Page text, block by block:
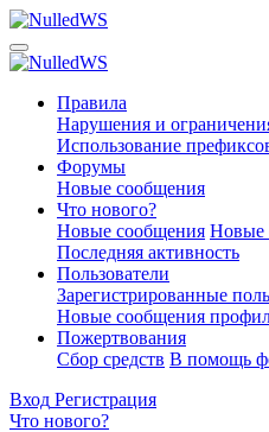
Правила
Нарушения и
Использование
Форумы
Новые сообщения
Что нового?
Новые сообщения Новые
Последняя активность
Пользователи
Зарегистрированные
Новые сообщения
Пожертвования
Сбор средств В помощь
Вход Регистрация
Что нового?